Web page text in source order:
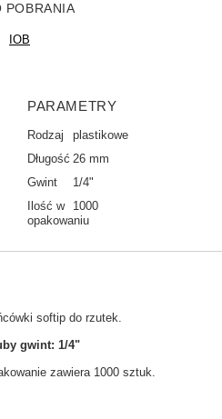
PARAMETRY
Rodzaj
plastikowe
Długość 26 mm
Gwint
1/4"
Ilość w
opakowaniu
1000
POBRANIA
IOB
softip do rzutek.
gwint: 1/4"
zawiera 1000 sztuk.